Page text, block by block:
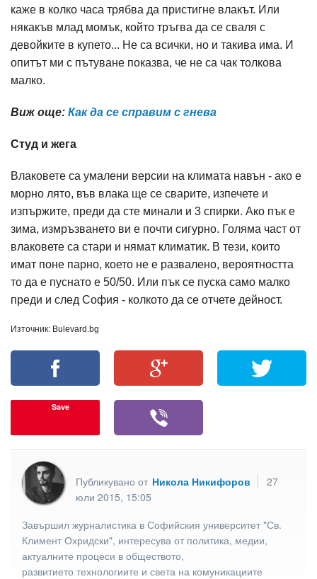
каже в колко часа трябва да пристигне влакът. Или
някакъв млад момък, който тръгва да се сваля с
девойките в купето... Не са всички, но и такива има. И
опитът ми с пътуване показва, че не са чак толкова
малко.
Виж още: Как да се справим с гнева
Студ и жега
Влаковете са умалени версии на климата навън - ако е
морно лято, във влака ще се сварите, изпечете и
изпържите, преди да сте минали и 3 спирки. Ако пък е
зима, измръзването ви е почти сигурно. Голяма част от
влаковете са стари и нямат климатик. В тези, които
имат поне парно, което не е развалено, вероятността
то да е пуснато е 50/50. Или пък се пуска само малко
преди и след София - колкото да се отчете дейност.
Източник: Bulevard.bg
Save
Публикувано от Никола Никифоров
27
юли 2015, 15:05
Завършил журналистика в Софийския университет "Св.
Климент Охридски", интересува от политика, медии,
актуалните процеси в обществото,
развитието технологиите и света на комуникациите